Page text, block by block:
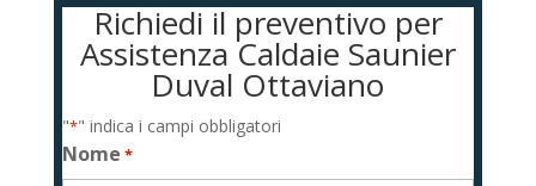
Richiedi il preventivo per
Assistenza Caldaie Saunier
Duval Ottaviano
"*" indica i campi obbligatori
Nome *